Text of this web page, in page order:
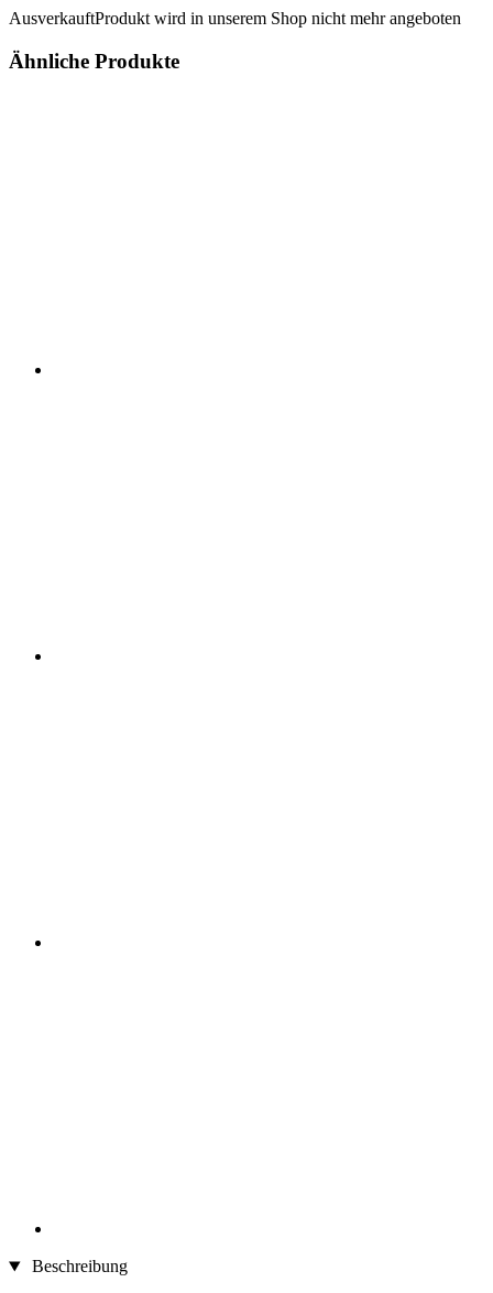
AusverkauftProdukt wird in unserem Shop nicht mehr angeboten
Ähnliche Produkte
Beschreibung